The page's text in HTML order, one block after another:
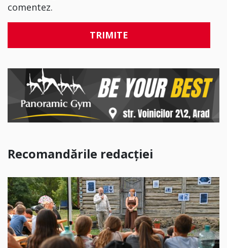
comentez.
Recomandările redacției